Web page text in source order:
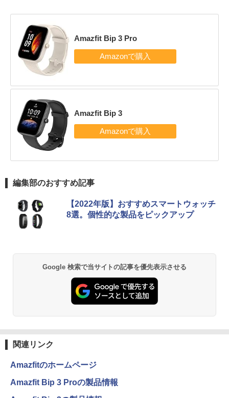
Amazfit Bip 3 Pro
Amazfit Bip 3
編集部のおすすめ記事
【2022年版】おすすめスマートウォッチ
8選。個性的な製品をピックアップ
Google 検索で当サイトの記事を優先表示させる
関連リンク
Amazfitのホームページ
Amazfit Bip 3 Proの製品情報